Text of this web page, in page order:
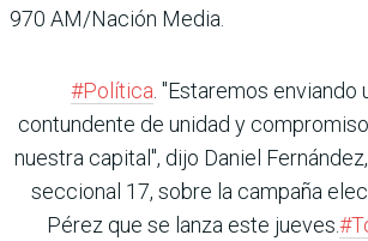
970 AM/Nación Media.
#Política. "Estaremos enviando
contundente de unidad y
nuestra capital", dijo Daniel
seccional 17, sobre la campaña
Pérez que se lanza este jueves.